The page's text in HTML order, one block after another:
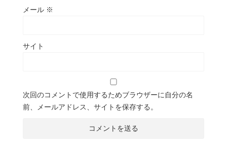
メール ※
サイト
次回のコメントで使用するためブラウザーに自分の名
前、メールアドレス、サイトを保存する。